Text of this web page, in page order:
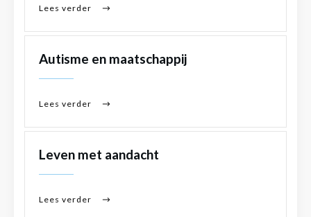
Lees verder
Autisme en maatschappij
Lees verder
Leven met aandacht
Lees verder